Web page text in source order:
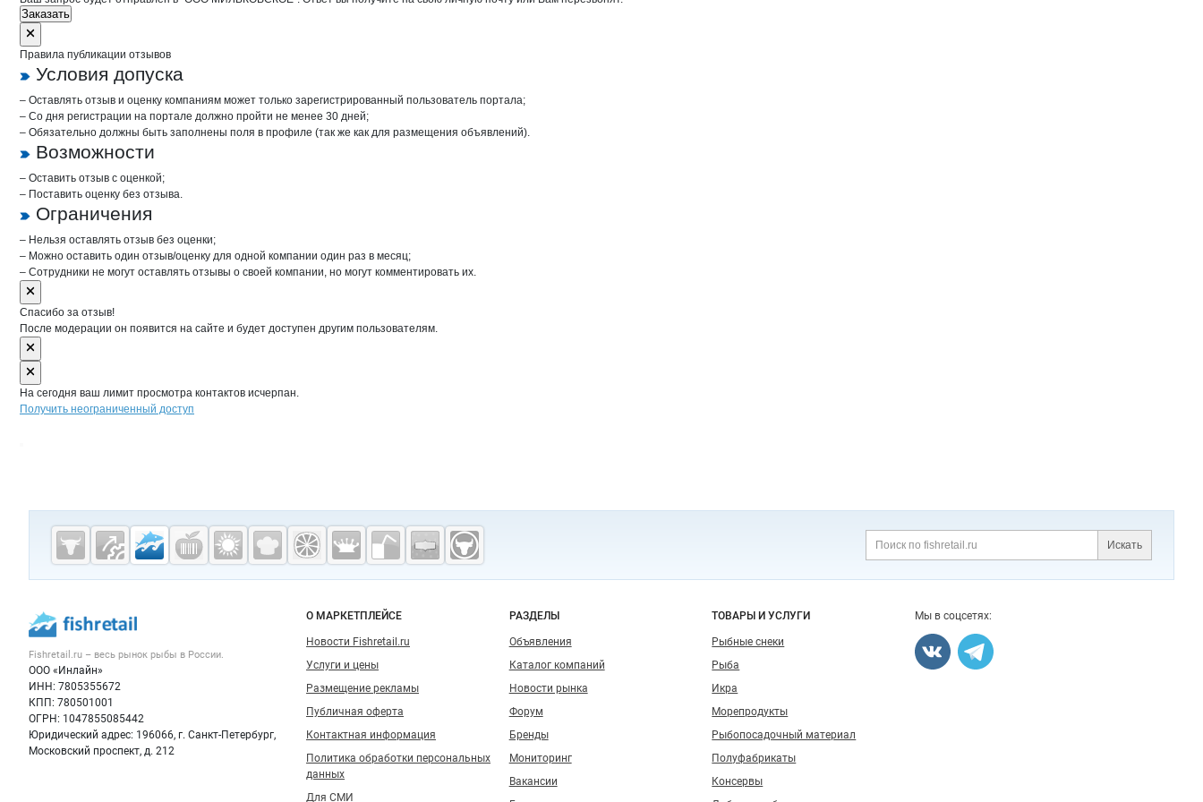
Заказать
Правила публикации отзывов
Условия допуска
– Оставлять отзыв и оценку компаниям может только зарегистрированный пользователь портала;
– Со дня регистрации на портале должно пройти не менее 30 дней;
– Обязательно должны быть заполнены поля в профиле (так же как для размещения объявлений).
Возможности
– Оставить отзыв с оценкой;
– Поставить оценку без отзыва.
Ограничения
– Нельзя оставлять отзыв без оценки;
– Можно оставить один отзыв/оценку для одной компании один раз в месяц;
– Сотрудники не могут оставлять отзывы о своей компании, но могут комментировать их.
Спасибо за отзыв!
После модерации он появится на сайте и будет доступен другим пользователям.
На сегодня ваш лимит просмотра контактов исчерпан.
Получить неограниченный доступ
Дополнительная информация
Искать
Cсылки на полезные проекты
Fishretail.ru —
рыба,
Важные разделы и контакты
Fishretail.ru – весь рынок рыбы в России.
ООО «Инлайн»
ИНН: 7805355672
КПП: 780501001
ОГРН: 1047855085442
Юридический адрес: 196066, г. Санкт-Петербург,
Московский проспект, д. 212
Навигация по сайту
О МАРКЕТПЛЕЙСЕ
Новости Fishretail.ru
Услуги и цены
Размещение рекламы
Публичная оферта
Контактная информация
Политика обработки персональных
данных
Для СМИ
РАЗДЕЛЫ
Объявления
Каталог компаний
Новости рынка
Форум
Бренды
Мониторинг
Вакансии
ТОВАРЫ И УСЛУГИ
Рыбные снеки
Рыба
Икра
Морепродукты
Рыбопосадочный материал
Полуфабрикаты
Консервы
Мы в соцсетях: